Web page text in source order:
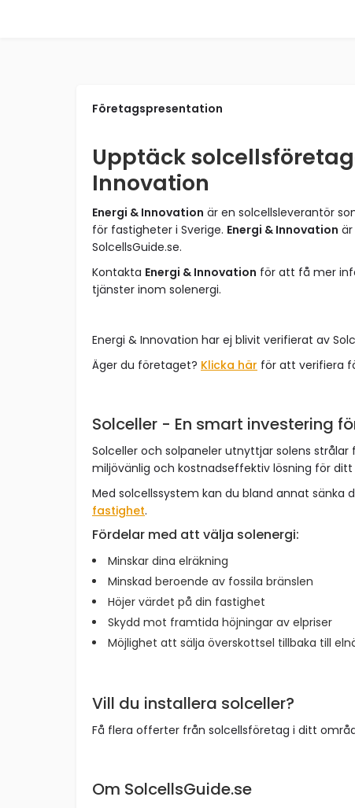
Företagspresentation
Upptäck
Innovation
Energi & Innovation är en solcellsleverantör
för fastigheter i Sverige. Energi & Innovation
SolcellsGuide.se.
Kontakta Energi & Innovation för att få mer
tjänster inom solenergi.
Energi & Innovation har ej blivit verifierat av
Äger du företaget? Klicka här för att verifiera
Solceller - En smart investering
Solceller och solpaneler utnyttjar solens
miljövänlig och kostnadseffektiv lösning för ditt
Med solcellssystem kan du bland annat sänka
fastighet.
Fördelar med att välja solenergi:
Minskar dina elräkning
Minskad beroende av fossila bränslen
Höjer värdet på din fastighet
Skydd mot framtida höjningar av elpriser
Möjlighet att sälja överskottsel tillbaka till
Vill du installera solceller?
Få flera offerter från solcellsföretag i ditt
Om SolcellsGuide.se